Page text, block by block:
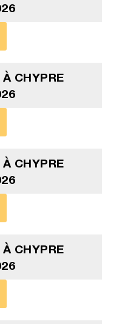
CHYPRE
CHYPRE
CHYPRE